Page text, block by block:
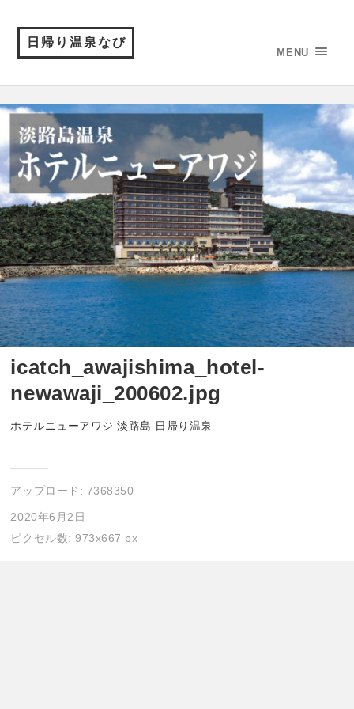
日帰り温泉なび
MENU
icatch_awajishima_hotel-
newawaji_200602.jpg
ホテルニューアワジ 淡路島 日帰り温泉
アップロード: 7368350
2020年6月2日
ピクセル数: 973x667 px